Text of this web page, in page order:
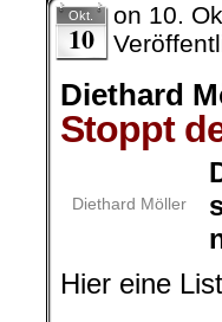
Okt.
10
on 10.
Diethard
Stoppt
Diethard Möller
Hier eine